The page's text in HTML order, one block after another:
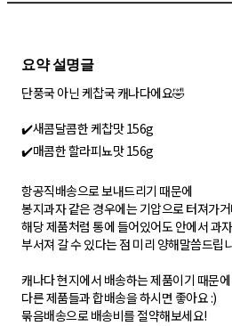
요약 설명글
단풍국 아닌 케찹국 캐나다에요🤣
✔️새콤달콤한 케찹맛 156g
✔️매콤한 할라피뇨맛 156g
항공직배송으로 보내드리기 때문에
봉지과자 같은 경우에는 기압으로 터져가
해당 제품처럼 통에 들어있어도 안에서 과
부서져 갈 수 있다는 점 미리 양해말씀드립
캐나다 현지에서 배송하는 제품이기 때문에
다른 제품들과 합배송을 하시면 좋아요 :)
묶음배송으로 배송비를 절약해보세요!